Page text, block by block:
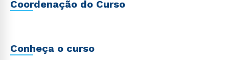
Coordenação do Curso
Conheça o curso